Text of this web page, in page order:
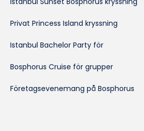
Privat Princess Island kryssning
Istanbul Bachelor Party för
Bosphorus Cruise för grupper
Företagsevenemang på Bosphorus